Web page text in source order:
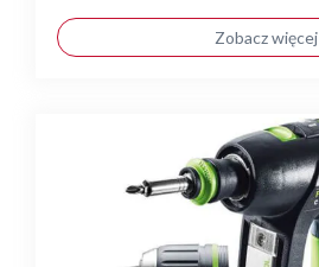
Zobacz więcej